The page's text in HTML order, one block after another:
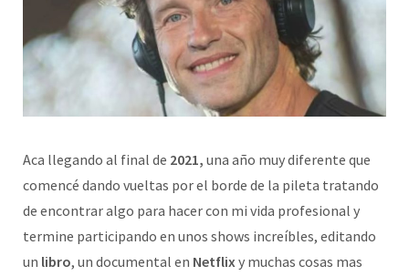
Aca llegando al final de 2021, una año muy diferente que
comencé dando vueltas por el borde de la pileta tratando
de encontrar algo para hacer con mi vida profesional y
termine participando en unos shows increíbles, editando
un libro, un documental en Netflix y muchas cosas mas